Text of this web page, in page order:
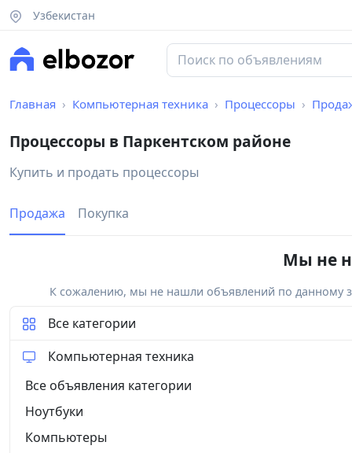
Узбекистан
Главная Компьютерная техника Процессоры
Процессоры в Паркентском районе
Купить и продать процессоры
Продажа Покупка
Мы не
К сожалению, мы не нашли объявлений по данному
Все категории
Компьютерная техника
Все объявления категории
Ноутбуки
Компьютеры